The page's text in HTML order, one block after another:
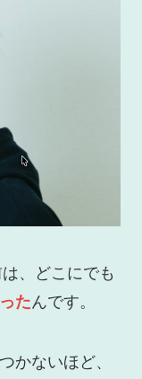
、どこにでも
たんです。
かないほど、